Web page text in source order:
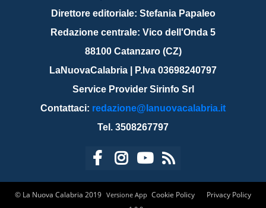
Direttore editoriale: Stefania Papaleo
Redazione centrale: Vico dell'Onda 5
88100 Catanzaro (CZ)
LaNuovaCalabria | P.Iva 03698240797
Service Provider Sirinfo Srl
Contattaci: redazione@lanuovacalabria.it
Tel. 3508267797
© La Nuova Calabria 2019 Cookie Policy Privacy Policy
Versione App